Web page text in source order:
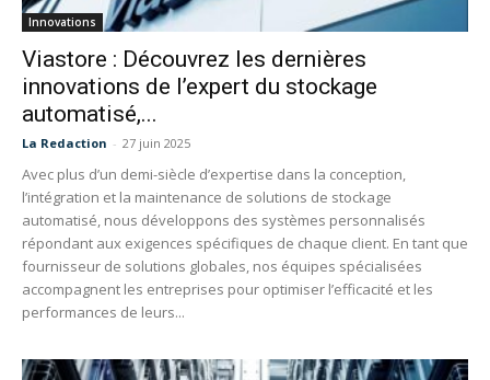
Innovations
Viastore : Découvrez les dernières
innovations de l’expert du stockage
automatisé,...
La Redaction - 27 juin 2025
Avec plus d’un demi-siècle d’expertise dans la conception,
l’intégration et la maintenance de solutions de stockage
automatisé, nous développons des systèmes personnalisés
répondant aux exigences spécifiques de chaque client. En tant que
fournisseur de solutions globales, nos équipes spécialisées
accompagnent les entreprises pour optimiser l’efficacité et les
performances de leurs...